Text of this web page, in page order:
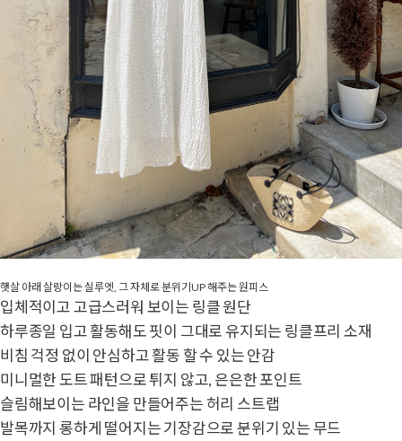
햇살 아래 살랑이는 실루엣, 그 자체로 분위기UP 해주는 원피스
입체적이고 고급스러워 보이는 링클 원단
하루종일 입고 활동해도 핏이 그대로 유지되는 링클프리 소재
비침 걱정 없이 안심하고 활동 할 수 있는 안감
미니멀한 도트 패턴으로 튀지 않고, 은은한 포인트
슬림해보이는 라인을 만들어주는 허리 스트랩
발목까지 롱하게 떨어지는 기장감으로 분위기 있는 무드